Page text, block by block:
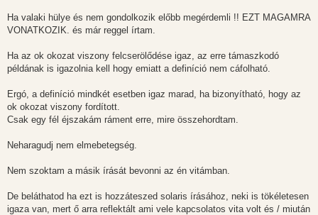
Ha valaki hülye és nem gondolkozik előbb megérdemli !! EZT MAGAMRA
VONATKOZIK. és már reggel írtam.
Ha az ok okozat viszony felcserölődése igaz, az erre támaszkodó
példának is igazolnia kell hogy emiatt a definíció nem cáfolható.
Ergó, a definíció mindkét esetben igaz marad, ha bizonyítható, hogy az
ok okozat viszony fordított.
Csak egy fél éjszakám ráment erre, mire összehordtam.
Neharagudj nem elmebetegség.
Nem szoktam a másik írását bevonni az én vitámban.
De beláthatod ha ezt is hozzáteszed solaris írásához, neki is tökéletesen
igaza van, mert ő arra reflektált ami vele kapcsolatos vita volt és / miután